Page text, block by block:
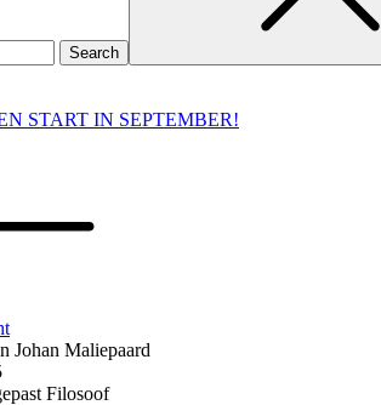
START IN SEPTEMBER!
Johan Maliepaard
Filosoof